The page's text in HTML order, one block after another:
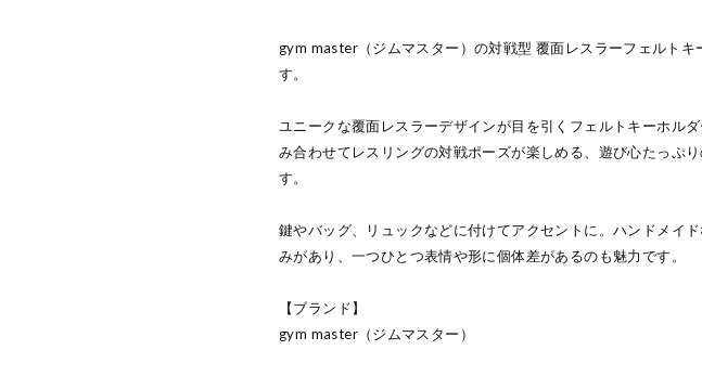
gym master（ジムマスター）の対戦型 覆面レスラーフェルトキ
す。
ユニークな覆面レスラーデザインが目を引くフェルトキーホル
み合わせてレスリングの対戦ポーズが楽しめる、遊び心たっぷ
す。
鍵やバッグ、リュックなどに付けてアクセントに。ハンドメイ
みがあり、一つひとつ表情や形に個体差があるのも魅力です。
【ブランド】
gym master（ジムマスター）